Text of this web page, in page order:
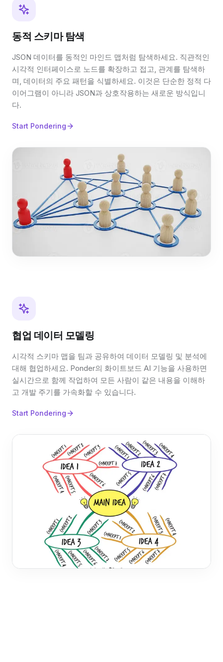
동적 스키마 탐색
JSON 데이터를 동적인 마인드 맵처럼 탐색하세요. 직관적인
시각적 인터페이스로 노드를 확장하고 접고, 관계를 탐색하
며, 데이터의 주요 패턴을 식별하세요. 이것은 단순한 정적 다
이어그램이 아니라 JSON과 상호작용하는 새로운 방식입니
다.
Start Pondering
협업 데이터 모델링
시각적 스키마 맵을 팀과 공유하여 데이터 모델링 및 분석에
대해 협업하세요. Ponder의 화이트보드 AI 기능을 사용하면
실시간으로 함께 작업하여 모든 사람이 같은 내용을 이해하
고 개발 주기를 가속화할 수 있습니다.
Start Pondering